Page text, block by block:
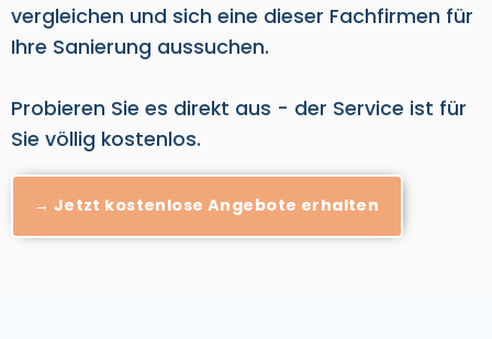
vergleichen und sich eine dieser Fachfirmen für
Ihre Sanierung aussuchen.
Probieren Sie es direkt aus - der Service ist für
Sie völlig kostenlos.
→ Jetzt kostenlose Angebote erhalten